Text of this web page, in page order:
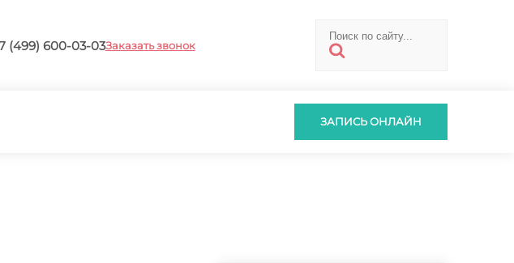
(499) 600-03-03Заказать звонок
ЗАПИСЬ ОНЛАЙН